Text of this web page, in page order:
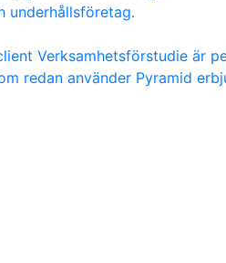
underhållsföretag.
Verksamhetsförstudie är
redan använder Pyramid